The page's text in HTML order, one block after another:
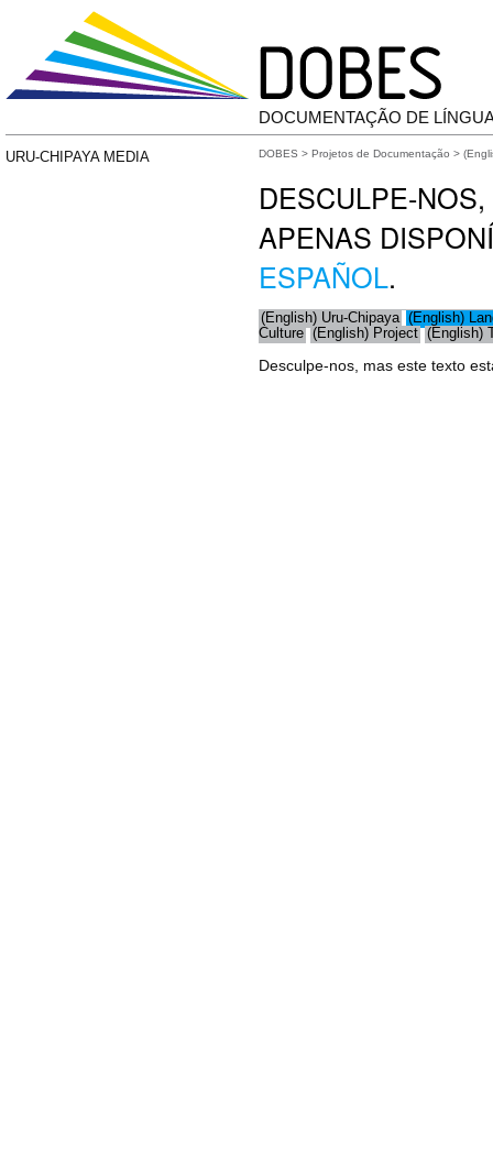
DOCUMENTAÇÃO DE
URU-CHIPAYA MEDIA DOBES > Projetos de Documentação >
DESCULPE-
APENAS
ESPAÑOL.
(English) Uru-Chipaya (English)
Culture (English) Project (English)
Desculpe-nos, mas este texto